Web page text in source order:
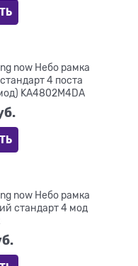
now Небо рамка
4 поста
KA4802M4DA
now Небо рамка
стандарт 4 мод